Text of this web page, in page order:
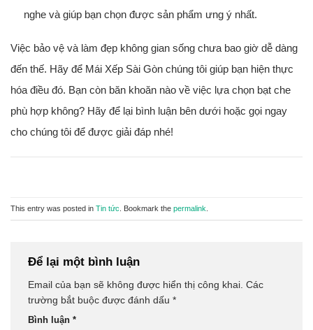
nghe và giúp bạn chọn được sản phẩm ưng ý nhất.
Việc bảo vệ và làm đẹp không gian sống chưa bao giờ dễ dàng
đến thế. Hãy để Mái Xếp Sài Gòn chúng tôi giúp bạn hiện thực
hóa điều đó. Bạn còn băn khoăn nào về việc lựa chọn bạt che
phù hợp không? Hãy để lại bình luận bên dưới hoặc gọi ngay
cho chúng tôi để được giải đáp nhé!
This entry was posted in Tin tức . Bookmark the permalink
Để lại một bình luận
Email của bạn sẽ không được hiển thị công khai. Các
trường bắt buộc được đánh dấu *
Bình luận *